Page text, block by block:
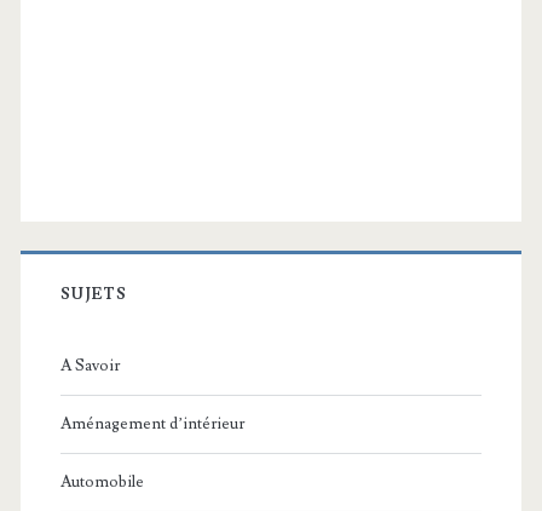
SUJETS
A Savoir
Aménagement d’intérieur
Automobile